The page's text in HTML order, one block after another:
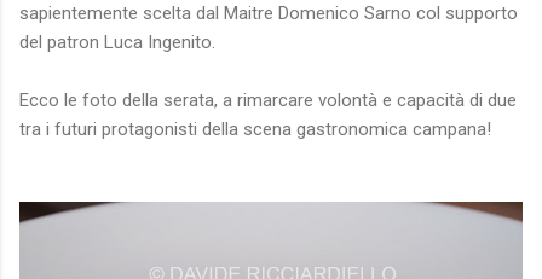
sapientemente scelta dal Maitre Domenico Sarno col supporto
del patron Luca Ingenito.
Ecco le foto della serata, a rimarcare volontà e capacità di due
tra i futuri protagonisti della scena gastronomica campana!